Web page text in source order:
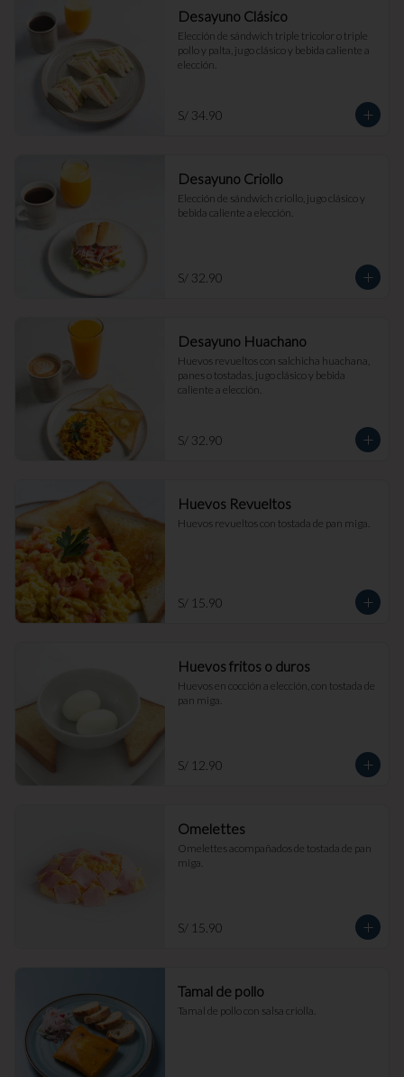
Desayuno Clásico
Elección de sándwich triple tricolor o triple
pollo y palta, jugo clásico y bebida caliente a
elección.
S/ 34.90
Desayuno Criollo
Elección de sándwich criollo, jugo clásico y
bebida caliente a elección.
S/ 32.90
Desayuno Huachano
Huevos revueltos con salchicha huachana,
panes o tostadas, jugo clásico y bebida
caliente a elección.
S/ 32.90
Huevos Revueltos
Huevos revueltos con tostada de pan miga.
S/ 15.90
Huevos fritos o duros
Huevos en cocción a elección, con tostada de
pan miga.
S/ 12.90
Omelettes
Omelettes acompañados de tostada de pan
miga.
S/ 15.90
Tamal de pollo
Tamal de pollo con salsa criolla.